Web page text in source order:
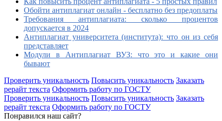
Обойти антиплагиат онлайн - бесплатно без предоплаты
Требования антиплагиата: сколько процентов
допускается в 2024
Антиплагиат университета (института): что он из себя
представляет
Модули в Антиплагиат ВУЗ: что это и какие они
бывают
Проверить уникальность Повысить уникальность Заказать
рерайт текста Оформить работу по ГОСТУ
Проверить уникальность Повысить уникальность Заказать
рерайт текста Оформить работу по ГОСТУ
Понравился наш сайт?